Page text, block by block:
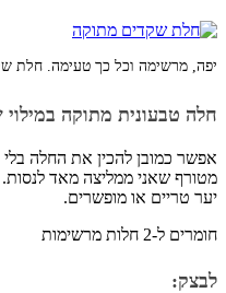
יפה, מרשימה וכל כך טעימה. חלת
חלה טבעונית מתוקה
אפשר כמובן להכין את החלה בלי
מטורף שאני ממליצה מאד
יער טריים או מופשרים.
חומרים ל-2 חלות מרשימות
לבצק: